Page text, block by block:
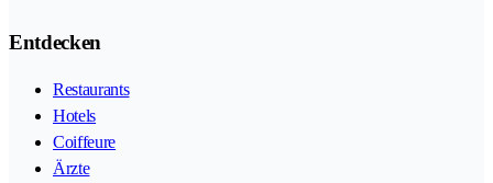
Entdecken
Restaurants
Hotels
Coiffeure
Ärzte